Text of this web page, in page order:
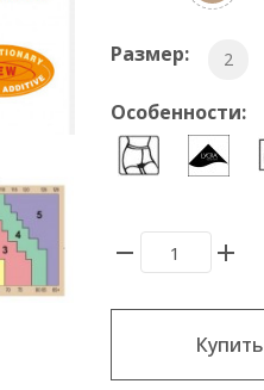
Размер: 2
Особенности:
Купить